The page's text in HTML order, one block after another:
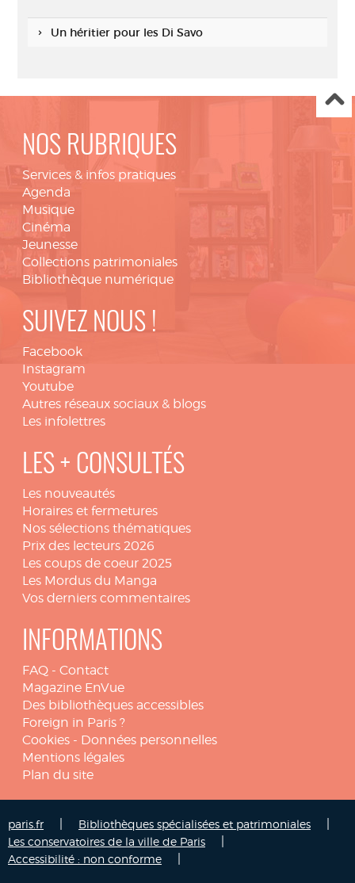
Un héritier pour les Di Savo
NOS RUBRIQUES
Services & infos pratiques
Agenda
Musique
Cinéma
Jeunesse
Collections patrimoniales
Bibliothèque numérique
SUIVEZ NOUS !
Facebook
Instagram
Youtube
Autres réseaux sociaux & blogs
Les infolettres
LES + CONSULTÉS
Les nouveautés
Horaires et fermetures
Nos sélections thématiques
Prix des lecteurs 2026
Les coups de coeur 2025
Les Mordus du Manga
Vos derniers commentaires
INFORMATIONS
FAQ - Contact
Magazine EnVue
Des bibliothèques accessibles
Foreign in Paris ?
Cookies - Données personnelles
Mentions légales
Plan du site
paris.fr Bibliothèques spécialisées et patrimoniales
Les conservatoires de la ville de Paris
Accessibilité : non conforme